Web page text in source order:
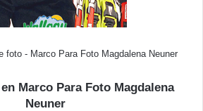
foto - Marco Para Foto Magdalena Neuner
Marco Para Foto Magdalena
Neuner